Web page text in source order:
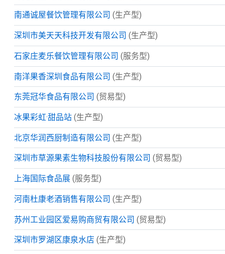
南通诚屋餐饮管理有限公司 (生产型)
深圳市美天天科技开发有限公司 (生产型)
石家庄麦乐餐饮管理有限公司 (服务型)
南洋果香深圳食品有限公司 (生产型)
东莞冠华食品有限公司 (贸易型)
冰果彩虹·甜品站 (生产型)
北京华润西厨制造有限公司 (生产型)
深圳市草源果素生物科技股份有限公司 (贸易型)
上海国际食品展 (服务型)
河南杜康老酒销售有限公司 (生产型)
苏州工业园区爱易购商贸有限公司 (贸易型)
深圳市罗湖区康泉水店 (生产型)